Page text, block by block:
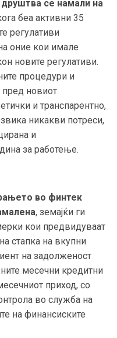
се намали на
беа активни 35
регулативи
оние кои имале
новите регулативи.
процедури и
пред новиот
и транспарентно,
никакви потреси,
и
за работење.
во финтек
, земајќи ги
кои предвидуваат
стапка на вкупни
на задолженост
месечни кредитни
приход, со
во служба на
на финансиските